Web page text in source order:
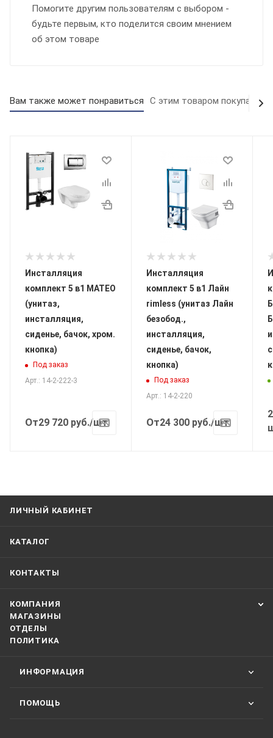
Помогите другим пользователям с выбором -
будьте первым, кто поделится своим мнением
об этом товаре
Вам также может понравиться С этим товаром покупают
Инсталляция
комплект 5 в1 МАТЕО
(унитаз,
инсталляция,
сиденье, бачок, хром.
кнопка)
Под заказ
Арт.: 14-2-222-3
От29 720 руб./шт
Инсталляция
комплект 5 в1 Лайн
rimless (унитаз Лайн
безобод.,
инсталляция,
сиденье, бачок,
кнопка)
Под заказ
Арт.: 14-2-220
От24 300 руб./шт
ЛИЧНЫЙ КАБИНЕТ
КАТАЛОГ
КОНТАКТЫ
КОМПАНИЯ
МАГАЗИНЫ
ОТДЕЛЫ
ПОЛИТИКА
ИНФОРМАЦИЯ
ПОМОЩЬ